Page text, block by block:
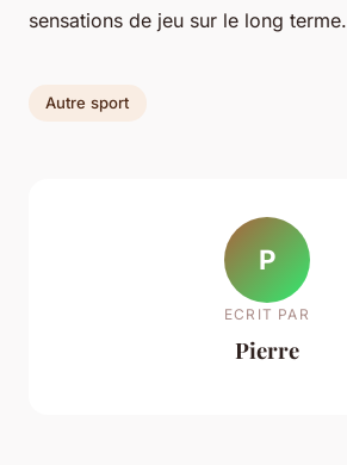
sensations de jeu sur le long terme.
Autre sport
P
ECRIT PAR
Pierre